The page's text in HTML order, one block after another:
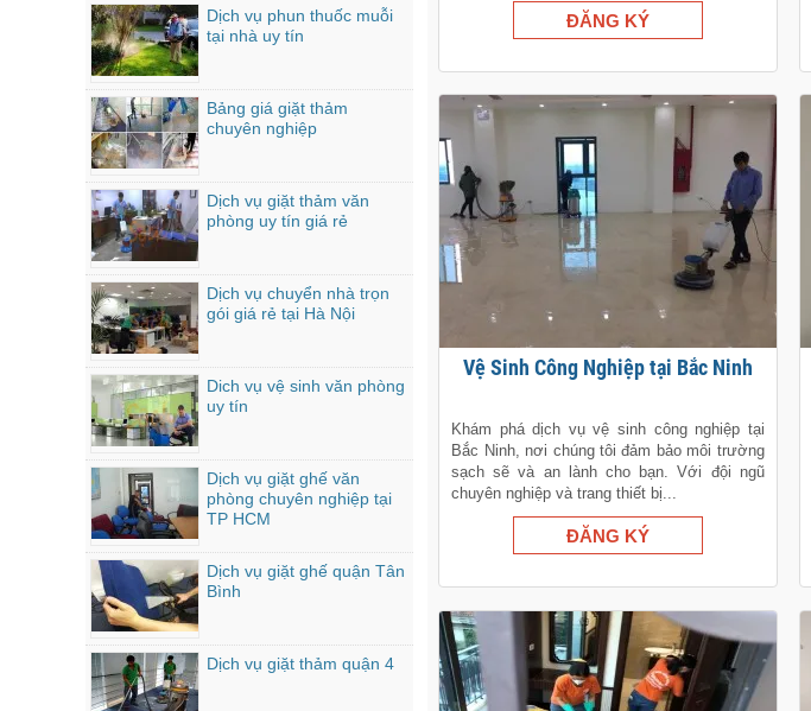
Dịch vụ phun thuốc muỗi
tại nhà uy tín
Bảng giá giặt thảm
chuyên nghiệp
Dịch vụ giặt thảm văn
phòng uy tín giá rẻ
Dịch vụ chuyển nhà trọn
gói giá rẻ tại Hà Nội
Dich vụ vệ sinh văn phòng
uy tín
Dịch vụ giặt ghế văn
phòng chuyên nghiệp tại
TP HCM
Dịch vụ giặt ghế quận Tân
Bình
Dịch vụ giặt thảm quận 4
Vệ Sinh Công Nghiệp tại Bắc Ninh
Khám phá dịch vụ vệ sinh công nghiệp tại
Bắc Ninh, nơi chúng tôi đảm bảo môi trường
sạch sẽ và an lành cho bạn. Với đội ngũ
chuyên nghiệp và trang thiết bị...